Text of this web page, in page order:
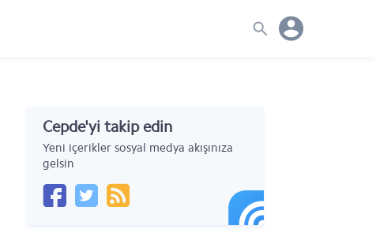
Cepde'yi takip edin
Yeni içerikler sosyal medya akışınıza
gelsin